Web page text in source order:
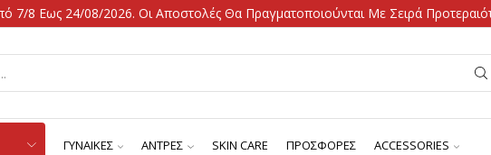
7/8 Εως 24/08/2026. Οι Αποστολές Θα Πραγματοποιούνται Με Σειρά
ΓΥΝΑΙΚΕΣ ΑΝΤΡΕΣ SKIN CARE ΠΡΟΣΦΟΡΕΣ ACCESSORIES